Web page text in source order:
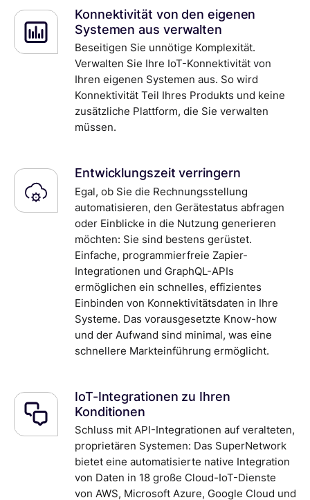
Konnektivität von den eigenen
Systemen aus verwalten
Beseitigen Sie unnötige Komplexität.
Verwalten Sie Ihre IoT-Konnektivität von
Ihren eigenen Systemen aus. So wird
Konnektivität Teil Ihres Produkts und keine
zusätzliche Plattform, die Sie verwalten
müssen.
Entwicklungszeit verringern
Egal, ob Sie die Rechnungsstellung
automatisieren, den Gerätestatus abfragen
oder Einblicke in die Nutzung generieren
möchten: Sie sind bestens gerüstet.
Einfache, programmierfreie Zapier-
Integrationen und GraphQL-APIs
ermöglichen ein schnelles, effizientes
Einbinden von Konnektivitätsdaten in Ihre
Systeme. Das vorausgesetzte Know-how
und der Aufwand sind minimal, was eine
schnellere Markteinführung ermöglicht.
IoT-Integrationen zu Ihren
Konditionen
Schluss mit API-Integrationen auf veralteten,
proprietären Systemen: Das SuperNetwork
bietet eine automatisierte native Integration
von Daten in 18 große Cloud-IoT-Dienste
von AWS, Microsoft Azure, Google Cloud und